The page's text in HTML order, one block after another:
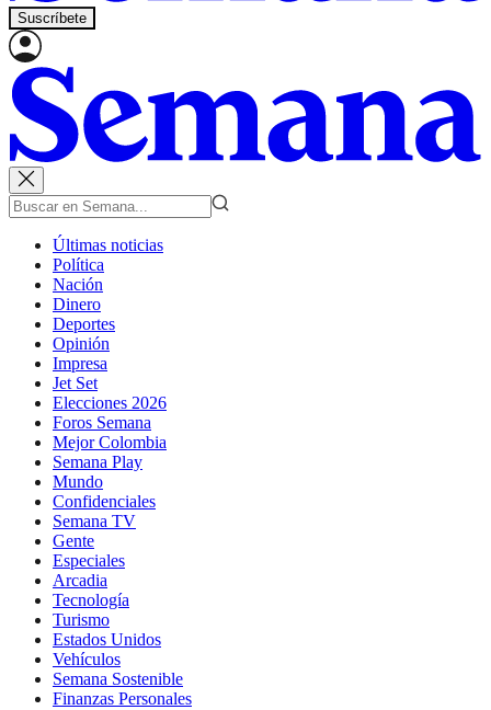
Suscríbete
Últimas noticias
Política
Nación
Dinero
Deportes
Opinión
Impresa
Jet Set
Elecciones 2026
Foros Semana
Mejor Colombia
Semana Play
Mundo
Confidenciales
Semana TV
Gente
Especiales
Arcadia
Tecnología
Turismo
Estados Unidos
Vehículos
Semana Sostenible
Finanzas Personales